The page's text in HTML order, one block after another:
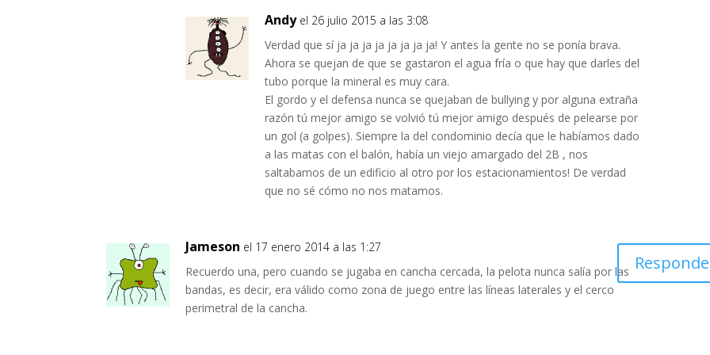
Andy el 26 julio 2015 a las 3:08
Verdad que sí ja ja ja ja ja ja ja ja! Y antes la gente no se ponía brava.
Ahora se quejan de que se gastaron el agua fría o que hay que darles del
tubo porque la mineral es muy cara.
El gordo y el defensa nunca se quejaban de bullying y por alguna extraña
razón tú mejor amigo se volvió tú mejor amigo después de pelearse por
un gol (a golpes). Siempre la del condominio decía que le habíamos dado
a las matas con el balón, había un viejo amargado del 2B , nos
saltabamos de un edificio al otro por los estacionamientos! De verdad
que no sé cómo no nos matamos.
Jameson el 17 enero 2014 a las 1:27
Recuerdo una, pero cuando se jugaba en cancha cercada, la pelota nunca salía por las
bandas, es decir, era válido como zona de juego entre las líneas laterales y el cerco
perimetral de la cancha.